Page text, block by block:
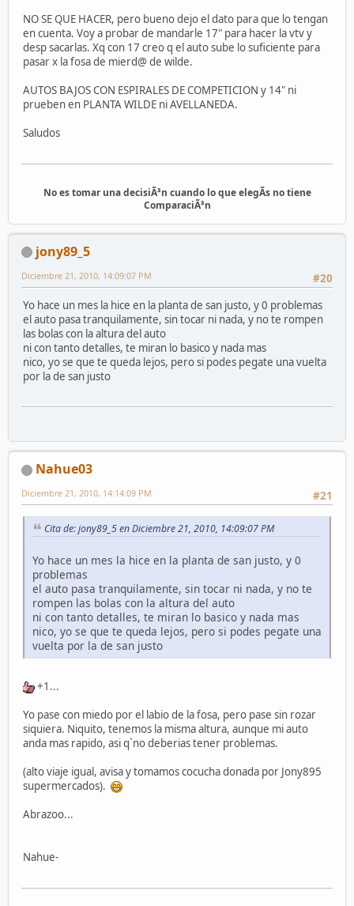
NO SE QUE HACER, pero bueno dejo el dato para que lo tengan
en cuenta. Voy a probar de mandarle 17" para hacer la vtv y
desp sacarlas. Xq con 17 creo q el auto sube lo suficiente para
pasar x la fosa de mierd@ de wilde.
AUTOS BAJOS CON ESPIRALES DE COMPETICION y 14" ni
prueben en PLANTA WILDE ni AVELLANEDA.
Saludos
No es tomar una decisiÃ³n cuando lo que elegÃ­s no tiene
ComparaciÃ³n
jony89_5
#20
Diciembre 21, 2010, 14:09:07 PM
Yo hace un mes la hice en la planta de san justo, y 0 problemas
el auto pasa tranquilamente, sin tocar ni nada, y no te rompen
las bolas con la altura del auto
ni con tanto detalles, te miran lo basico y nada mas
nico, yo se que te queda lejos, pero si podes pegate una vuelta
por la de san justo
Nahue03
#21
Diciembre 21, 2010, 14:14:09 PM
Cita de: jony89_5 en Diciembre 21, 2010, 14:09:07 PM
Yo hace un mes la hice en la planta de san justo, y 0
problemas
el auto pasa tranquilamente, sin tocar ni nada, y no te
rompen las bolas con la altura del auto
ni con tanto detalles, te miran lo basico y nada mas
nico, yo se que te queda lejos, pero si podes pegate una
vuelta por la de san justo
+1...
Yo pase con miedo por el labio de la fosa, pero pase sin rozar
siquiera. Niquito, tenemos la misma altura, aunque mi auto
anda mas rapido, asi q`no deberias tener problemas.
(alto viaje igual, avisa y tomamos cocucha donada por Jony895
supermercados).
Abrazoo...
Nahue-